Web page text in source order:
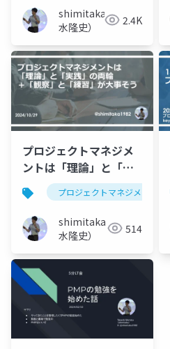
shimitaka（清
水隆史）
2.4K
プロジェクトマネジメ
ントは「理論」と「実
践」の両輪＋「観察」
と「練習」が大事そう
プロジェクトマネジメント
shimitaka（清
水隆史）
514